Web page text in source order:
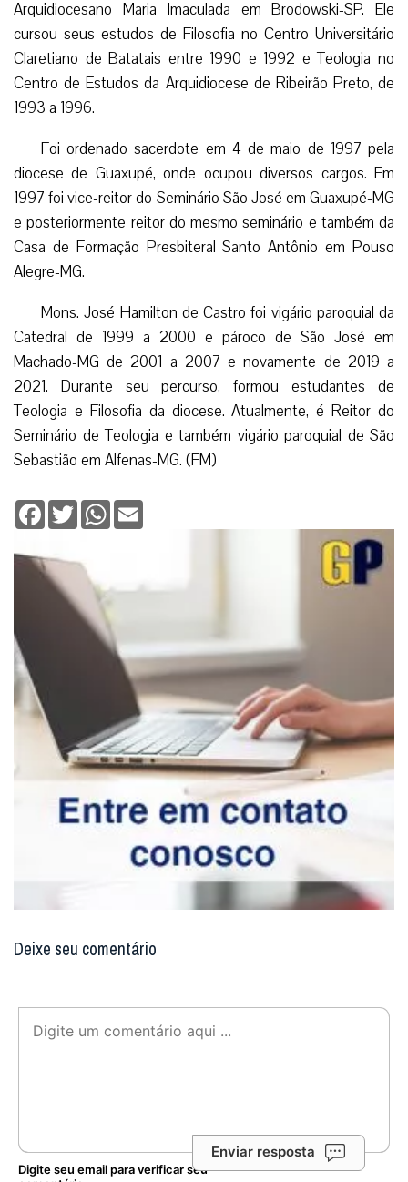
Arquidiocesano Maria Imaculada em Brodowski-SP. Ele
cursou seus estudos de Filosofia no Centro Universitário
Claretiano de Batatais entre 1990 e 1992 e Teologia no
Centro de Estudos da Arquidiocese de Ribeirão Preto, de
1993 a 1996.
Foi ordenado sacerdote em 4 de maio de 1997 pela
diocese de Guaxupé, onde ocupou diversos cargos. Em
1997 foi vice-reitor do Seminário São José em Guaxupé-MG
e posteriormente reitor do mesmo seminário e também da
Casa de Formação Presbiteral Santo Antônio em Pouso
Alegre-MG.
Mons. José Hamilton de Castro foi vigário paroquial da
Catedral de 1999 a 2000 e pároco de São José em
Machado-MG de 2001 a 2007 e novamente de 2019 a
2021. Durante seu percurso, formou estudantes de
Teologia e Filosofia da diocese. Atualmente, é Reitor do
Seminário de Teologia e também vigário paroquial de São
Sebastião em Alfenas-MG. (FM)
Facebook
TwitterWhatsApp
Deixe seu comentário
Enviar resposta
Digite seu email para verificar seu